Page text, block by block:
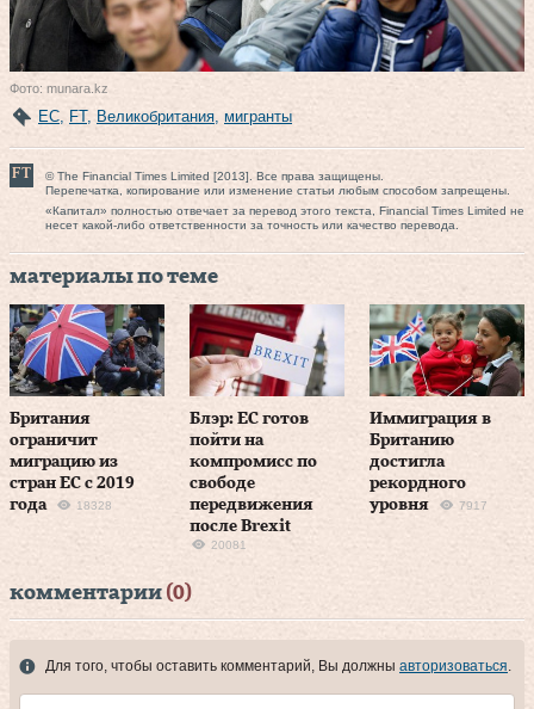
Фото: munara.kz
ЕС FT, Великобритания мигранты
© The Financial Times Limited [2013]. Все права защищены.
Перепечатка, копирование или изменение статьи любым способом запрещены.
«Капитал» полностью отвечает за перевод этого текста, Financial Times Limited не
несет какой-либо ответственности за точность или качество перевода.
материалы по теме
Британия
ограничит
миграцию из
стран ЕС с 2019
года
18328
Блэр: ЕС готов
пойти на
компромисс по
свободе
передвижения
после Brexit
20081
Иммиграция в
Британию
достигла
рекордного
уровня
7917
комментарии (0)
Для того, чтобы оставить комментарий, Вы должны авторизоваться.